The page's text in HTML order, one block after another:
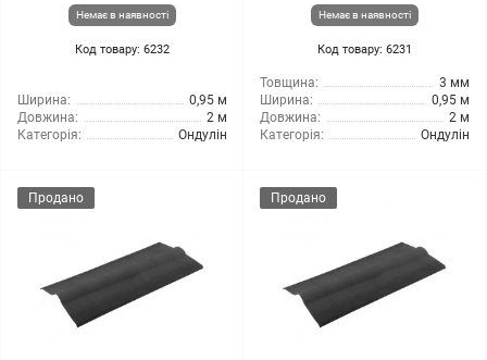
Немає в наявності
Код товару: 6232
Ширина:
0,95 м
Довжина:
2 м
Категорія:
Ондулін
Немає в наявності
Код товару: 6231
Товщина:
3 мм
Ширина:
0,95 м
Довжина:
2 м
Категорія:
Ондулін
Продано Продано